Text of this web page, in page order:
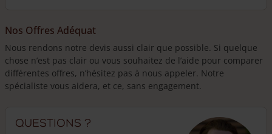
Nos Offres Adéquat
Nous rendons notre devis aussi clair que possible. Si quelque
chose n’est pas clair ou vous souhaitez de l’aide pour comparer
différentes offres, n’hésitez pas à nous appeler. Notre
spécialiste vous aidera, et ce, sans engagement.
Questions ?